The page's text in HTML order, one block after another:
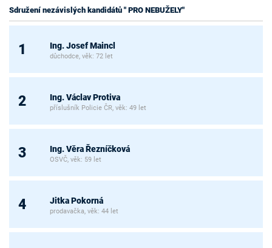
Sdružení nezávislých kandidátů " PRO NEBUŽELY"
1 Ing. Josef Maincl
důchodce, věk: 72 let
2 Ing. Václav Protiva
příslušník Policie ČR, věk: 49 let
3 Ing. Věra Řezníčková
OSVČ, věk: 59 let
4 Jitka Pokorná
prodavačka, věk: 44 let